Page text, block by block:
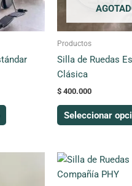
Productos
Silla de Ruedas
Clásica
$ 400.000
Seleccionar
producto